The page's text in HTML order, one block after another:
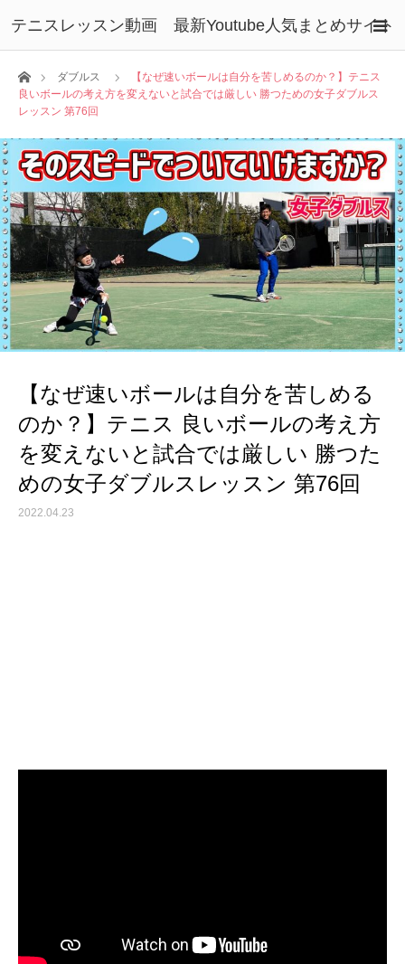
テニスレッスン動画 最新Youtube人気まとめサイト
ホームダブルス
【なぜ速いボールは自分を苦しめるのか？】テニス
良いボールの考え方を変えないと試合では厳しい 勝つための女子ダブルス
レッスン 第76回
【なぜ速いボールは自分を苦しめる
のか？】テニス 良いボールの考え方
を変えないと試合では厳しい 勝つた
めの女子ダブルスレッスン 第76回
2022.04.23